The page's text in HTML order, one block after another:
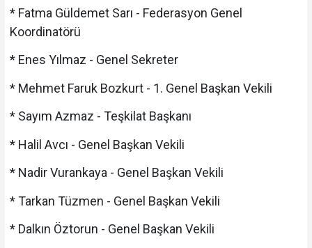
* Fatma Güldemet Sarı - Federasyon Genel
Koordinatörü
* Enes Yılmaz - Genel Sekreter
* Mehmet Faruk Bozkurt - 1. Genel Başkan Vekili
* Sayım Azmaz - Teşkilat Başkanı
* Halil Avcı - Genel Başkan Vekili
* Nadir Vurankaya - Genel Başkan Vekili
* Tarkan Tüzmen - Genel Başkan Vekili
* Dalkın Öztorun - Genel Başkan Vekili